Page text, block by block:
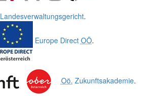
Landesverwaltungsgericht.
Europe Direct OÖ.
Oö. Zukunftsakademie.